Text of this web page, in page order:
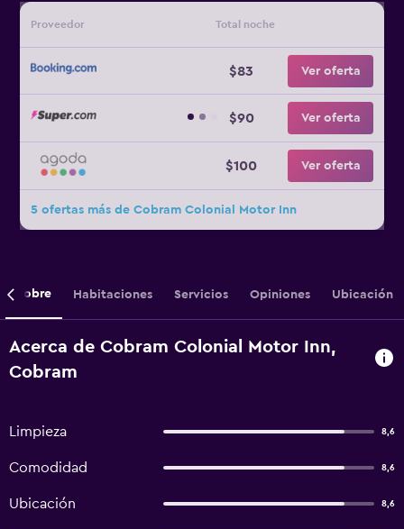
Proveedor Total noche
$83 Ver oferta
$90 Ver oferta
$100 Ver oferta
5 ofertas más de Cobram Colonial Motor Inn
Sobre Habitaciones Servicios Opiniones Ubicación
Acerca de Cobram Colonial Motor Inn,
Cobram
Limpieza 8,6
Comodidad 8,6
Ubicación 8,6